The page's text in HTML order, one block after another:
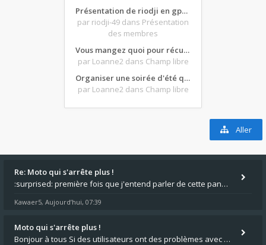
Présentation de riodji en gpz500
par riodji-49 dans Présentation
des membres
Vous mangez quoi pour récupérer après une grosse journée de moto ?
par Loanne2 dans Champ libre
Organiser une soirée d'été qui claque : vos bons plans matos ?
par Loanne2 dans Champ libre
Aller
Re: Moto qui s'arrête plus !
:surprised: première fois que j'entend parler de cette panne ,ta moto aurait été maraboutée? :pretre:
Kawaer5, Aujourd’hui, 07:39
Moto qui s'arrête plus !
Bonjour à tous Si des utilisateurs ont des problèmes avec leur moto qui démarre plus, la mienne ne coupe plus :?: - Je